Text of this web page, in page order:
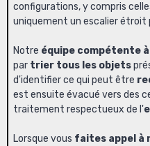
configurations, y compris
uniquement un escalier étroit
Notre équipe compétente à
par trier tous les objets
d'identifier ce qui peut être
est ensuite évacué vers des
traitement respectueux de l'
Lorsque vous faites appel à